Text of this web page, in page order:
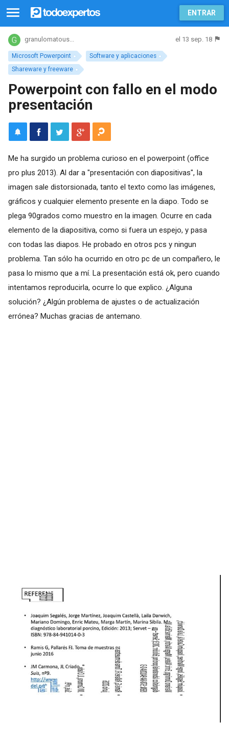
ENTRAR
Microsoft Powerpoint
Software y aplicaciones
Shareware y freeware
granulomatous... el 13 sep. 18
Powerpoint con fallo en el modo
presentación
Me ha surgido un problema curioso en el powerpoint (office
pro plus 2013). Al dar a "presentación con diapositivas", la
imagen sale distorsionada, tanto el texto como las imágenes,
gráficos y cualquier elemento presente en la diapo. Todo se
plega 90grados como muestro en la imagen. Ocurre en cada
elemento de la diapositiva, como si fuera un espejo, y pasa
con todas las diapos. He probado en otros pcs y ningun
problema. Tan sólo ha ocurrido en otro pc de un compañero, le
pasa lo mismo que a mí. La presentación está ok, pero cuando
intentamos reproducirla, ocurre lo que explico. ¿Alguna
solución? ¿Algún problema de ajustes o de actualización
errónea? Muchas gracias de antemano.